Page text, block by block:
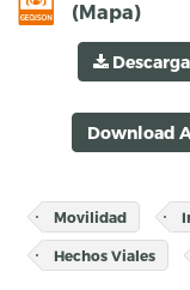
(Mapa)
Download
Movilidad
Hechos Viales